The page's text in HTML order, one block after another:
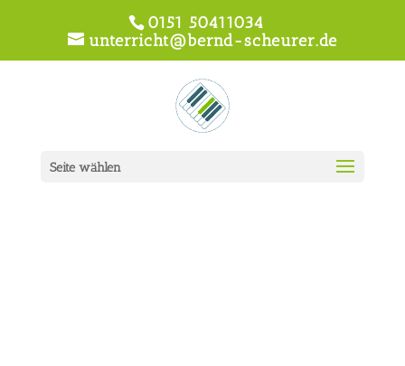
0151 50411034
unterricht@bernd-scheurer.de
Seite wählen